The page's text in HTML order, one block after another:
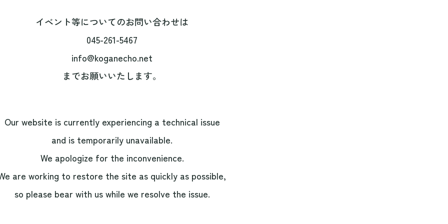
イベント等についてのお問い合わせは
045-261-5467
info@koganecho.net
までお願いいたします。
Our website is currently experiencing a technical issue
and is temporarily unavailable.
We apologize for the inconvenience.
are working to restore the site as quickly as possible,
so please bear with us while we resolve the issue.